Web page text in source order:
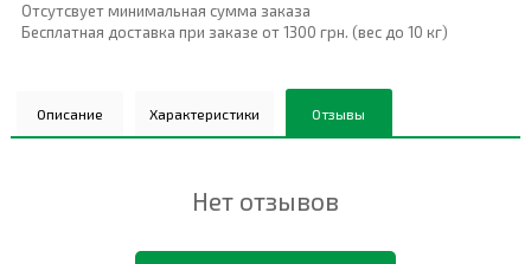
Отсутсвует минимальная сумма заказа
Бесплатная доставка при заказе от 1300 грн. (вес до 10 кг)
Описание Характеристики Отзывы
Нет отзывов